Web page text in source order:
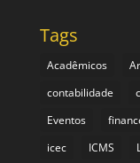
Tags
Acadêmicos
contabilidade
Eventos
icec
ICMS